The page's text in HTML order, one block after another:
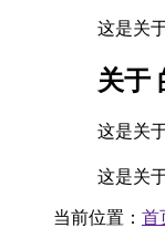
这是关
关于
这是关
这是关
当前位置： 首